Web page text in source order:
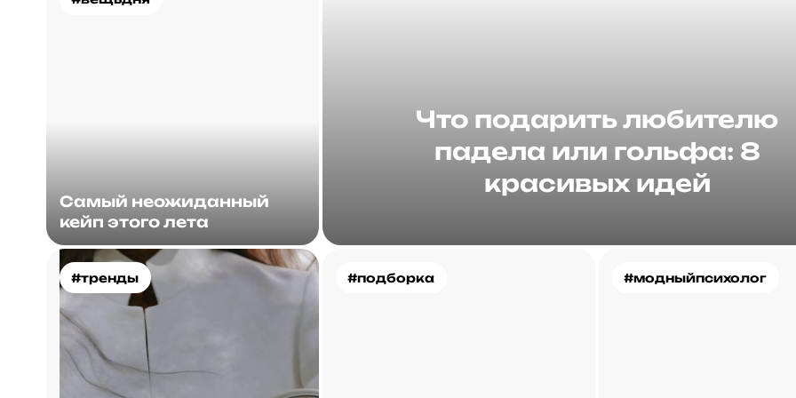
Что подарить любителю
падела или гольфа: 8
красивых идей
Самый неожиданный
кейп этого лета
#тренды #подборка #модныйпсихолог